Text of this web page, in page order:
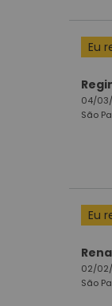
Eu
04/
São
Eu
02/
São